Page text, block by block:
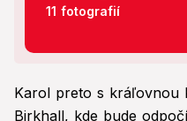
11 fotografií
Karol preto s kráľovnou
Birkhall, kde bude